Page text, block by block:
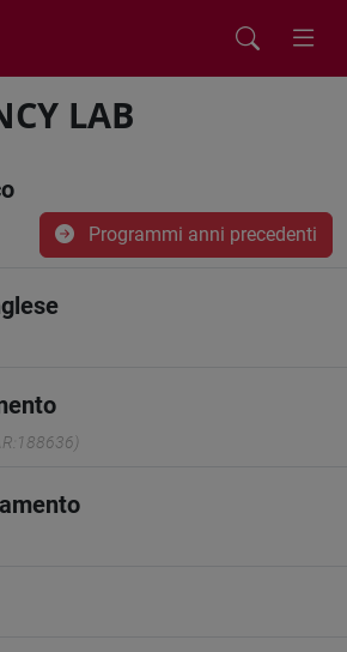
LAB
Programmi anni precedenti